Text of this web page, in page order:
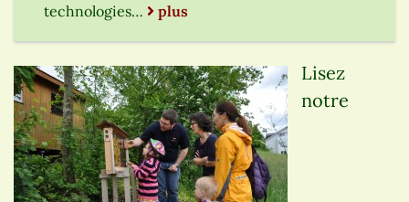
technologies…
plus
Lisez
notre